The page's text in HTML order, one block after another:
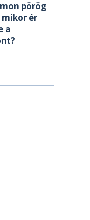
pörög
mikor ér
a